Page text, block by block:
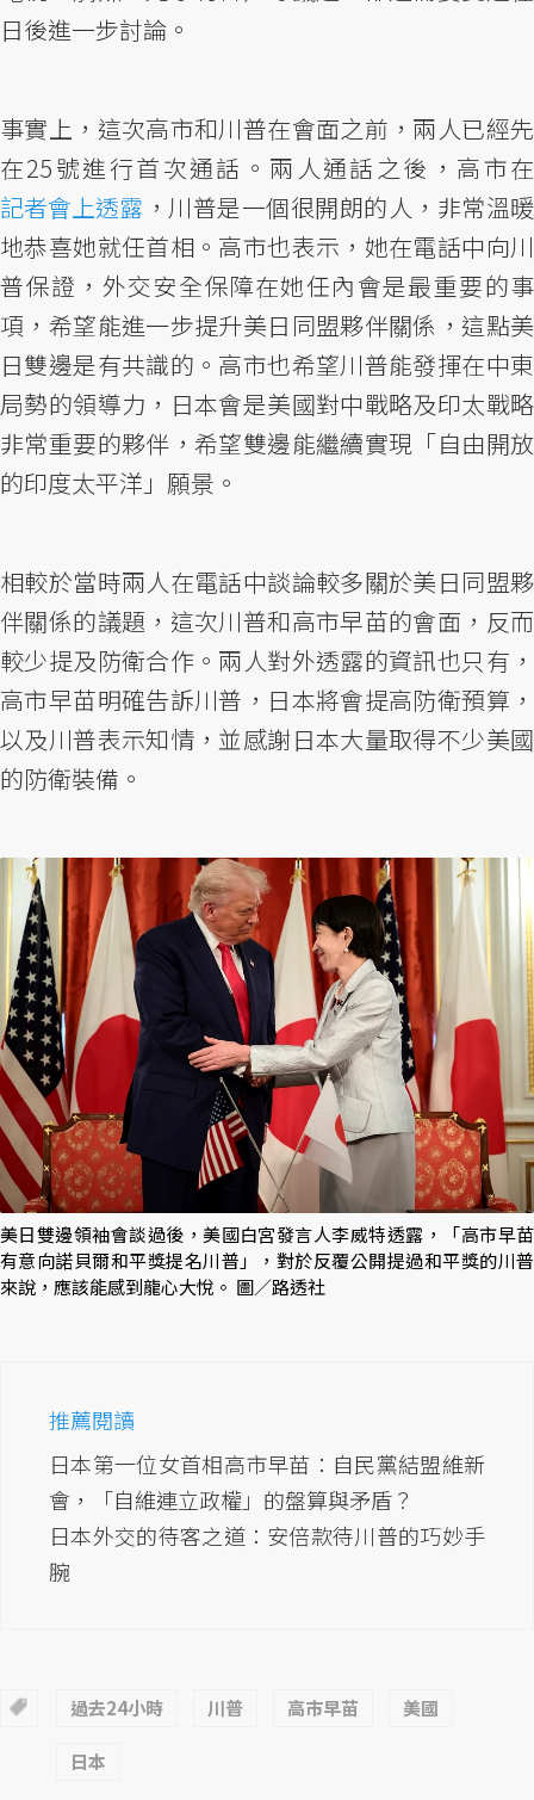
日後進一步討論。
事實上，這次高市和川普在會面之前，兩人已經先
在25號進行首次通話。兩人通話之後，高市在
記者會上透露 ，川普是一個很開朗的人，非常溫暖
地恭喜她就任首相。高市也表示，她在電話中向川
普保證，外交安全保障在她任內會是最重要的事
項，希望能進一步提升美日同盟夥伴關係，這點美
日雙邊是有共識的。高市也希望川普能發揮在中東
局勢的領導力，日本會是美國對中戰略及印太戰略
非常重要的夥伴，希望雙邊能繼續實現「自由開放
的印度太平洋」願景。
相較於當時兩人在電話中談論較多關於美日同盟夥
伴關係的議題，這次川普和高市早苗的會面，反而
較少提及防衛合作。兩人對外透露的資訊也只有，
高市早苗明確告訴川普，日本將會提高防衛預算，
以及川普表示知情，並感謝日本大量取得不少美國
的防衛裝備。
美日雙邊領袖會談過後，美國白宮發言人李威特透露，「高市早苗
有意向諾貝爾和平獎提名川普」，對於反覆公開提過和平獎的川普
來說，應該能感到龍心大悅。 圖／路透社
推薦閱讀
日本第一位女首相高市早苗：自民黨結盟維新
會，「自維連立政權」的盤算與矛盾？
日本外交的待客之道：安倍款待川普的巧妙手
腕
過去24小時 川普 高市早苗 美國
日本